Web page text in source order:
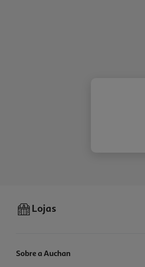
Lojas
Sobre a Auchan